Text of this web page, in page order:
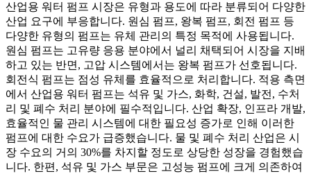
산업용 워터 펌프 시장은 유형과 용도에 따라 분류되어 다양한
산업 요구에 부응합니다. 원심 펌프, 왕복 펌프, 회전 펌프 등
다양한 유형의 펌프는 유체 관리의 특정 목적에 사용됩니다.
원심 펌프는 고유량 응용 분야에서 널리 채택되어 시장을 지배
하고 있는 반면, 고압 시스템에서는 왕복 펌프가 선호됩니다.
회전식 펌프는 점성 유체를 효율적으로 처리합니다. 적용 측면
에서 산업용 워터 펌프는 석유 및 가스, 화학, 건설, 발전, 수처
리 및 폐수 처리 분야에 필수적입니다. 산업 확장, 인프라 개발,
효율적인 물 관리 시스템에 대한 필요성 증가로 인해 이러한
펌프에 대한 수요가 급증했습니다. 물 및 폐수 처리 산업은 시
장 수요의 거의 30%를 차지할 정도로 상당한 성장을 경험했습
니다. 한편, 석유 및 가스 부문은 고성능 펌프에 크게 의존하여